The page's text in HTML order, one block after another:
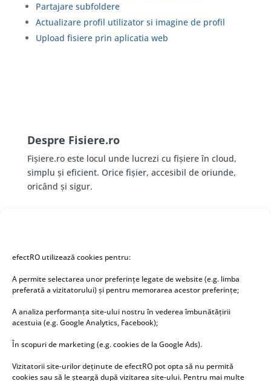
efectRO utilizează cookies pentru:
A permite selectarea unor preferințe legate de website (e.g. limba
preferată a vizitatorului) și pentru memorarea acestor preferințe;
A analiza performanța site-ului nostru în vederea îmbunătățirii
acestuia (e.g. Google Analytics, Facebook);
În scopuri de marketing (e.g. cookies de la Google Ads).
Vizitatorii site-urilor deținute de efectRO pot opta să nu permită
cookies sau să le șteargă după vizitarea site-ului. Pentru mai multe
Partajare subfoldere
Actualizare profil utilizator si imagine de profil
Upload fisiere prin aplicatia web
Despre Fisiere.ro
Fișiere.ro este locul unde lucrezi cu fișiere în cloud,
simplu și eficient. Orice fișier, accesibil de oriunde,
oricând și sigur.
în IT de 20+ ani și operăm un data center în Cluj, ne-
fișierelor ar fi cu adevărat folositor. 🙂
Utile
Download Fisiere.ro